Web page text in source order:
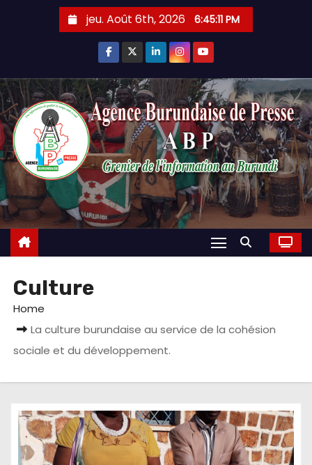
jeu. Août 6th, 2026 6:45:13 PM
Culture
Home
La culture burundaise au service de la cohésion
sociale et du développement.